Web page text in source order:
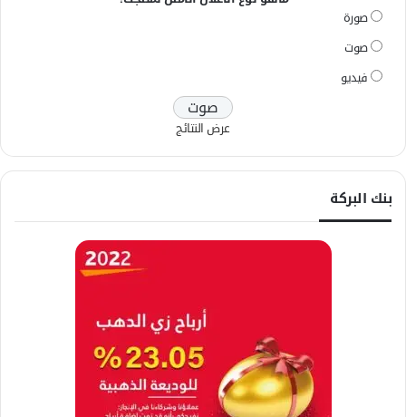
صورة
صوت
فيديو
عرض النتائج
بنك البركة